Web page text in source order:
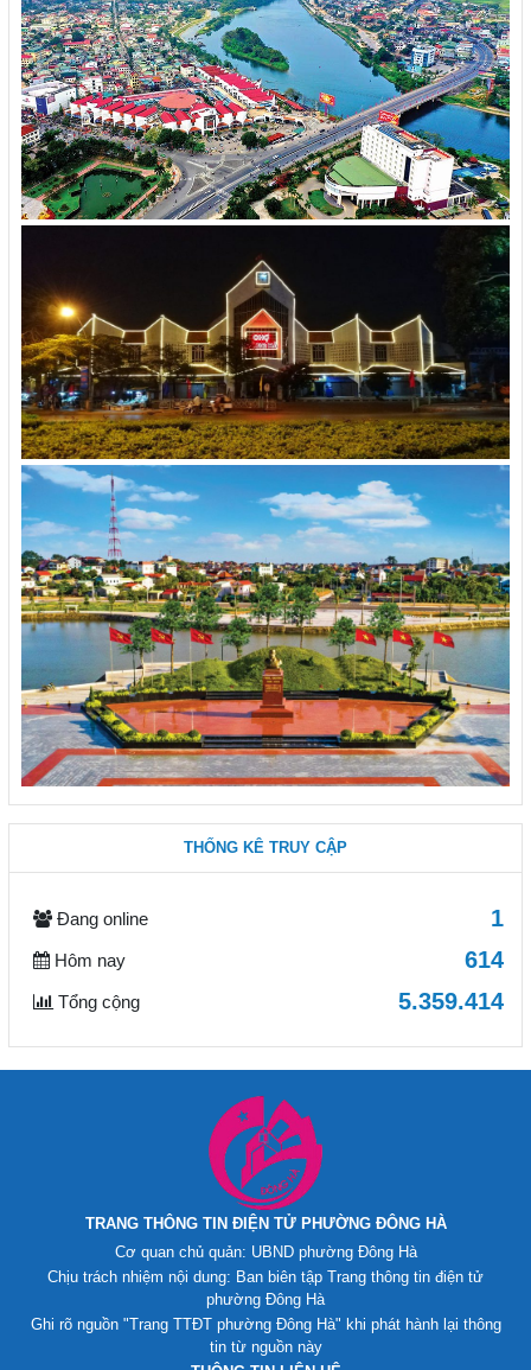
THỐNG KÊ TRUY CẬP
Đang online 1
Hôm nay 614
Tổng cộng 5.359.414
TRANG THÔNG TIN ĐIỆN TỬ PHƯỜNG ĐÔNG HÀ
Cơ quan chủ quản: UBND phường Đông Hà
Chịu trách nhiệm nội dung: Ban biên tập Trang thông tin điện tử
phường Đông Hà
Ghi rõ nguồn "Trang TTĐT phường Đông Hà" khi phát hành lại thông
tin từ nguồn này